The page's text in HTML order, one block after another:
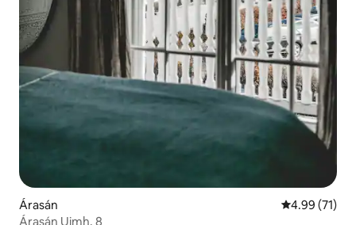
Árasán Meánrátáil
4.99 (71)
Árasán Uimh. 8